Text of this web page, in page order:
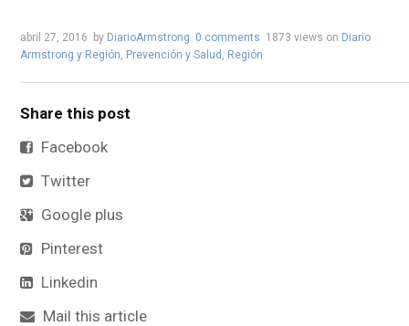
abril 27, 2016 by DiarioArmstrong 0 comments 1873 views on Diario
Armstrong y Región, Prevención y Salud , Región
Share this post
Facebook
Twitter
Google plus
Pinterest
Linkedin
Mail this article